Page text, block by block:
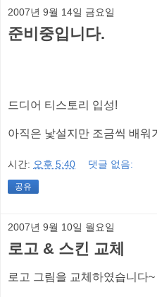
2007년 9월 14일 금요일
준비중입니다.
드디어 티스토리 입성!
아직은 낯설지만 조금씩 배워
시간: 오후 5:40 댓글 없음:
공유
2007년 9월 10일 월요일
로고 & 스킨 교체
로고 그림을 교체하였습니다~